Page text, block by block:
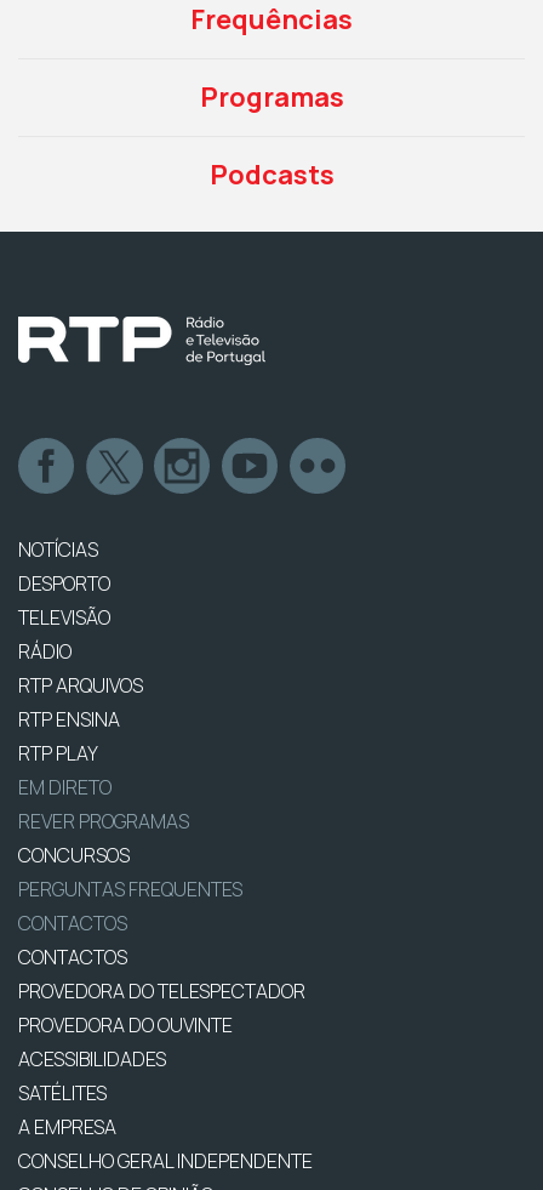
Frequências
Programas
Podcasts
NOTÍCIAS
DESPORTO
TELEVISÃO
RÁDIO
RTP ARQUIVOS
RTP ENSINA
RTP PLAY
EM DIRETO
REVER PROGRAMAS
CONCURSOS
PERGUNTAS FREQUENTES
CONTACTOS
CONTACTOS
PROVEDORA DO TELESPECTADOR
PROVEDORA DO OUVINTE
ACESSIBILIDADES
SATÉLITES
A EMPRESA
CONSELHO GERAL INDEPENDENTE